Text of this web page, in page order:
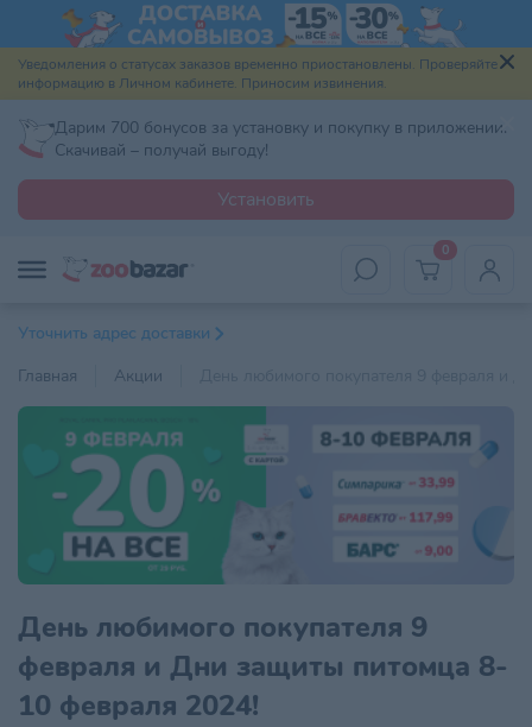
Уведомления о статусах заказов временно приостановлены. Проверяйте
информацию в Личном кабинете. Приносим извинения.
Дарим 700 бонусов за установку и покупку в приложении.
Скачивай – получай выгоду!
Установить
0
Уточнить адрес доставки
Главная
Акции
День любимого покупателя 9
февраля и Дни защиты питомца 8-
10 февраля 2024!